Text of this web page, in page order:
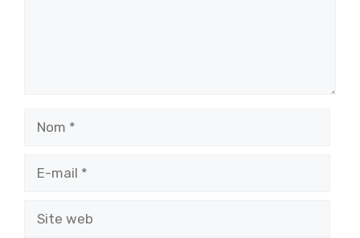
mail
web